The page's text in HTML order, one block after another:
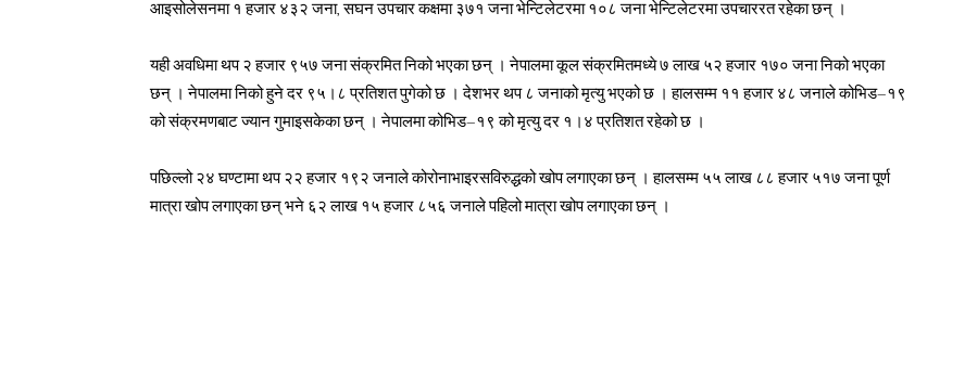
आइसोलेसनमा १ हजार ४३२ जना, सघन उपचार कक्षमा ३७१ जना भेन्टिलेटरमा १०८ जना भेन्टिलेटरमा उपचाररत रहेका छन् ।
यही अवधिमा थप २ हजार ९५७ जना संक्रमित निको भएका छन् । नेपालमा कूल संक्रमितमध्ये ७ लाख ५२ हजार १७० जना निको भएका
छन् । नेपालमा निको हुने दर ९५।८ प्रतिशत पुगेको छ । देशभर थप ८ जनाको मृत्यु भएको छ । हालसम्म ११ हजार ४८ जनाले कोभिड–१९
को संक्रमणबाट ज्यान गुमाइसकेका छन् । नेपालमा कोभिड–१९ को मृत्यु दर १।४ प्रतिशत रहेको छ ।
पछिल्लो २४ घण्टामा थप २२ हजार १९२ जनाले कोरोनाभाइरसविरुद्धको खोप लगाएका छन् । हालसम्म ५५ लाख ८८ हजार ५१७ जना पूर्ण
मात्रा खोप लगाएका छन् भने ६२ लाख १५ हजार ८५६ जनाले पहिलो मात्रा खोप लगाएका छन् ।